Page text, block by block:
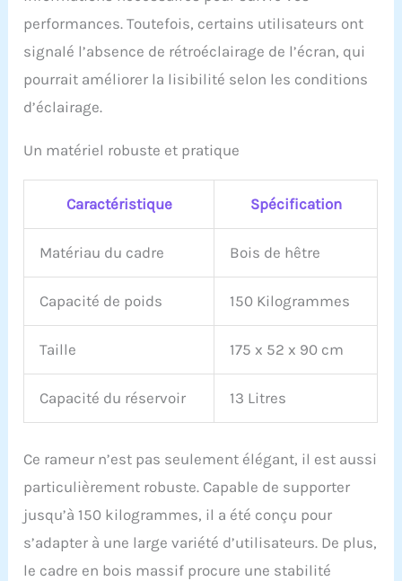
performances. Toutefois, certains utilisateurs ont
signalé l’absence de rétroéclairage de l’écran, qui
pourrait améliorer la lisibilité selon les conditions
d’éclairage.
Un matériel robuste et pratique
Caractéristique Spécification
Matériau du cadre Bois de hêtre
Capacité de poids 150 Kilogrammes
Taille 175 x 52 x 90 cm
Capacité du réservoir 13 Litres
Ce rameur n’est pas seulement élégant, il est aussi
particulièrement robuste. Capable de supporter
jusqu’à 150 kilogrammes, il a été conçu pour
s’adapter à une large variété d’utilisateurs. De plus,
le cadre en bois massif procure une stabilité